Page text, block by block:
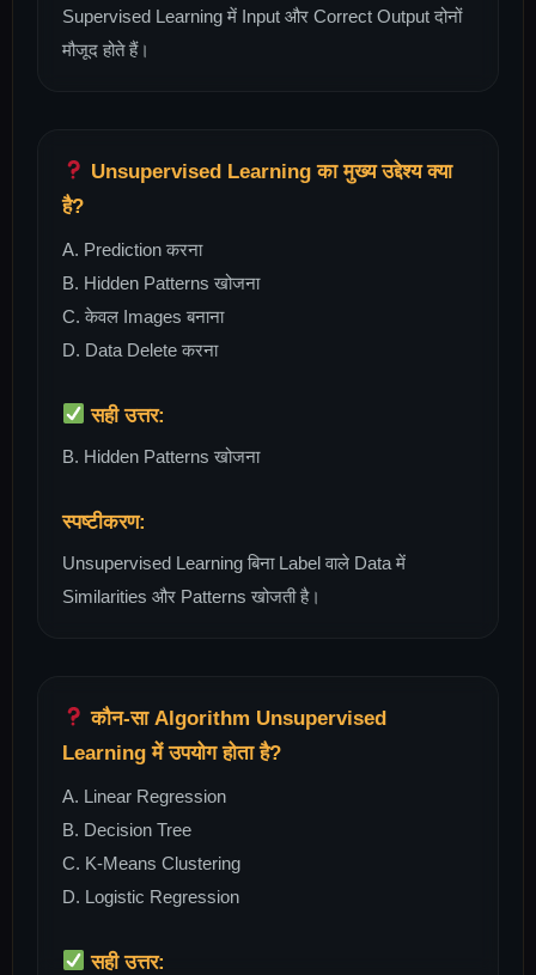
Supervised Learning में Input और Correct Output दोनों
मौजूद होते हैं।
Unsupervised Learning का मुख्य उद्देश्य क्या
है?
A. Prediction करना
B. Hidden Patterns खोजना
C. केवल Images बनाना
D. Data Delete करना
सही उत्तर:
B. Hidden Patterns खोजना
स्पष्टीकरण:
Unsupervised Learning बिना Label वाले Data में
Similarities और Patterns खोजती है।
कौन-सा Algorithm Unsupervised
Learning में उपयोग होता है?
A. Linear Regression
B. Decision Tree
C. K-Means Clustering
D. Logistic Regression
सही उत्तर: